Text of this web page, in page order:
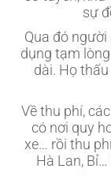
sự
Qua đó
dụng tạm
dài. Họ
Về thu phí,
có nơi quy
xe… rồi thu
Hà Lan,